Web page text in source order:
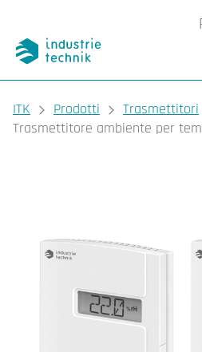
You are here:
ITK Prodotti Trasmettitori
Trasmettitore ambiente per